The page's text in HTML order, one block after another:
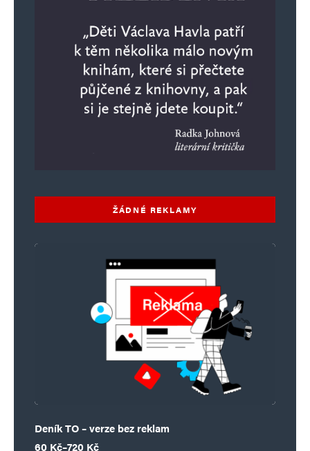
nerozumějí, prosazují nesmysly?
Napsat komentář
Vyžadované informace jsou
Webová stránka
ŽÁDNÉ REKLAMY
Deník TO – verze bez reklam
60 Kč–720 Kč
Rozpětí cen: 60 Kč až 720 Kč